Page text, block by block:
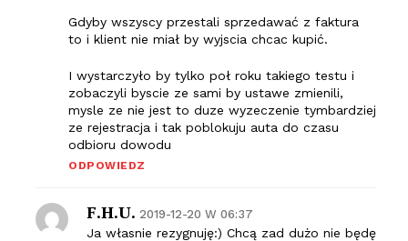
Gdyby wszyscy przestali sprzedawać z faktura
to i klient nie miał by wyjscia chcac kupić.
I wystarczyło by tylko poł roku takiego testu i
zobaczyli byscie ze sami by ustawe zmienili,
mysle ze nie jest to duze wyzeczenie tymbardziej
ze rejestracja i tak poblokuju auta do czasu
odbioru dowodu
ODPOWIEDZ
F.H.U. 2019-12-20 W 06:37
Ja własnie rezygnuję:) Chcą zad dużo nie będę